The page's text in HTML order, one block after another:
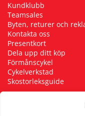
Kundklubb
Teamsales
Byten, returer och
Kontakta oss
Presentkort
Dela upp ditt köp
Förmånscykel
Cykelverkstad
Skostorleksguide